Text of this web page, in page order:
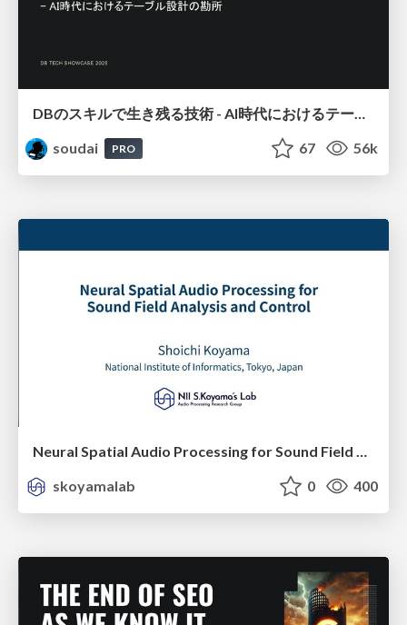
soudai
PRO 67 56k
Neural Spatial Audio Processing for Sound Field Analysis and Control
skoyamalab
0 400